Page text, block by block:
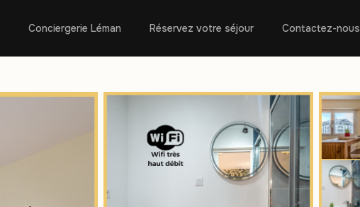
Conciergerie Léman Réservez votre séjour Contactez-nous